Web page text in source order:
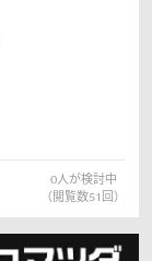
0人が検討中
（閲覧数51 回）